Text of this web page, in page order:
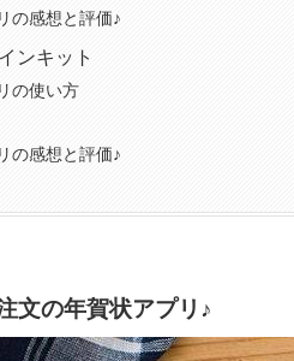
の感想と評価♪
ンキット
の使い方
の感想と評価♪
文の年賀状アプリ♪